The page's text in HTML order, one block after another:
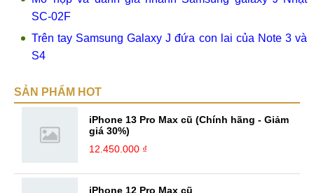
SC-02F
Trên tay Samsung Galaxy J đứa con lai của Note 3 và
S4
SẢN PHẨM HOT
iPhone 13 Pro Max cũ (Chính hãng - Giảm
giá 30%)
12.450.000 ₫
iPhone 12 Pro Max cũ